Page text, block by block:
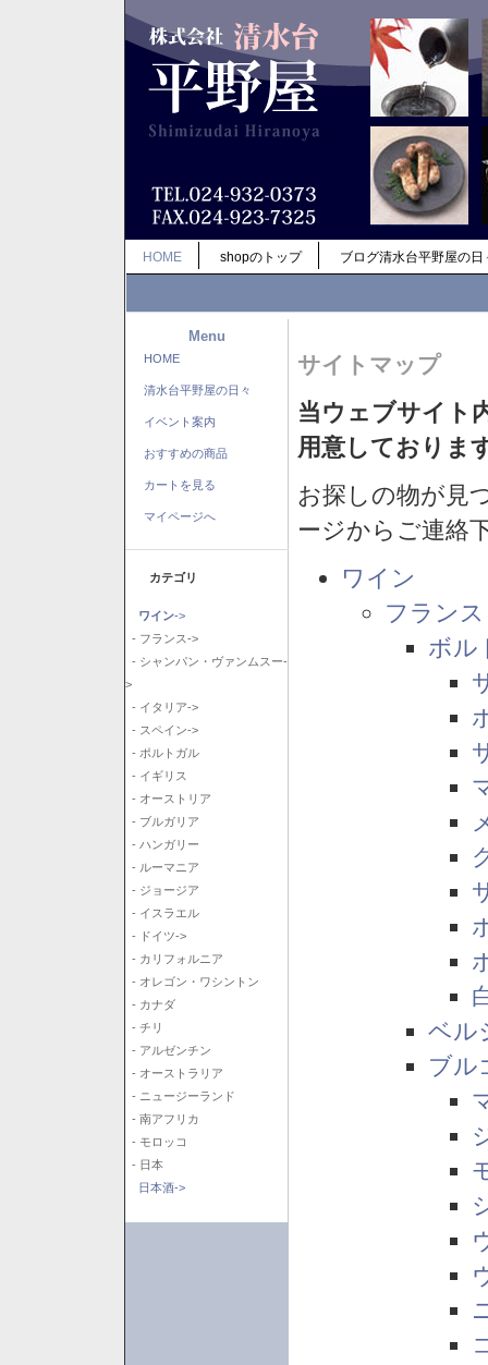
HOME shopのトップ ブログ清水台平野屋の日
Menu
HOME
清水台平野屋の日々
イベント案内
おすすめの商品
カートを見る
マイページへ
カテゴリ
ワイン->
- フランス->
- シャンパン・ヴァンムスー-
>
- イタリア->
- スペイン->
- ポルトガル
- イギリス
- オーストリア
- ブルガリア
- ハンガリー
- ルーマニア
- ジョージア
- イスラエル
- ドイツ->
- カリフォルニア
- オレゴン・ワシントン
- カナダ
- チリ
- アルゼンチン
- オーストラリア
- ニュージーランド
- 南アフリカ
- モロッコ
- 日本
日本酒->
サイトマップ
当ウェブサイト
用意しておりま
お探しの物が見
ージからご連絡
ワイン
フランス
ボル
ベル
ブル